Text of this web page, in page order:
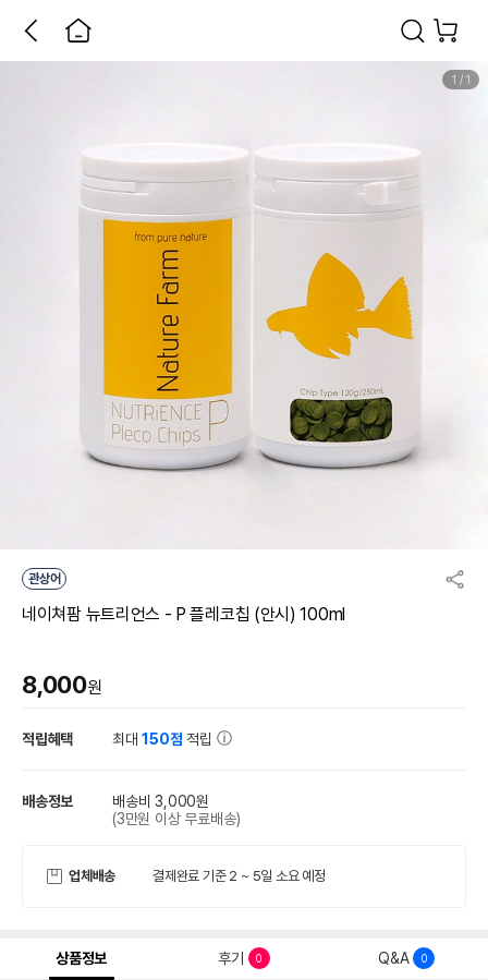
1 / 1
관상어
네이쳐팜 뉴트리언스 - P 플레코칩 (안시) 100ml
8,000원
적립혜택 최대150점 적립
배송정보
배송비 3,000원
(3만원 이상 무료배송)
업체배송 결제완료 기준 2 ~ 5일 소요 예정
상품정보 후기 0 Q&A 0